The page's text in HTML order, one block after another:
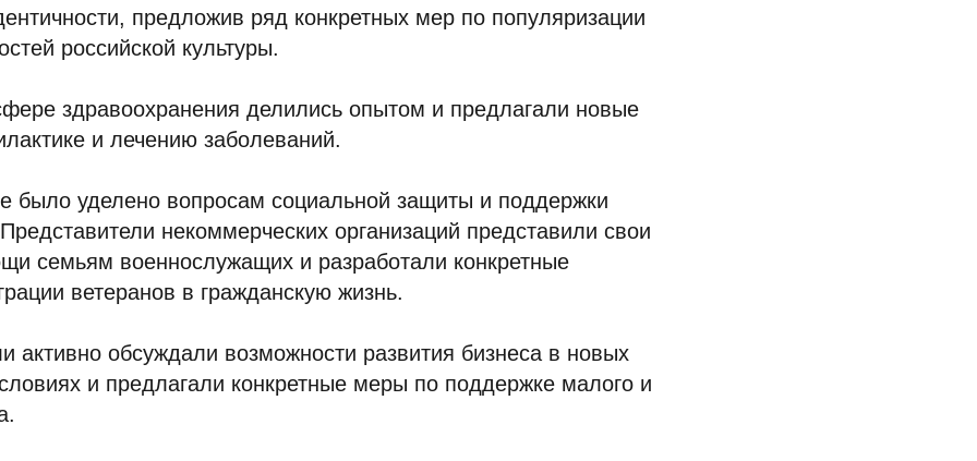
предложив ряд конкретных мер по популяризации
российской культуры.
здравоохранения делились опытом и предлагали новые
и лечению заболеваний.
было уделено вопросам социальной защиты и поддержки
некоммерческих организаций представили свои
семьям военнослужащих и разработали конкретные
ветеранов в гражданскую жизнь.
активно обсуждали возможности развития бизнеса в новых
и предлагали конкретные меры по поддержке малого и